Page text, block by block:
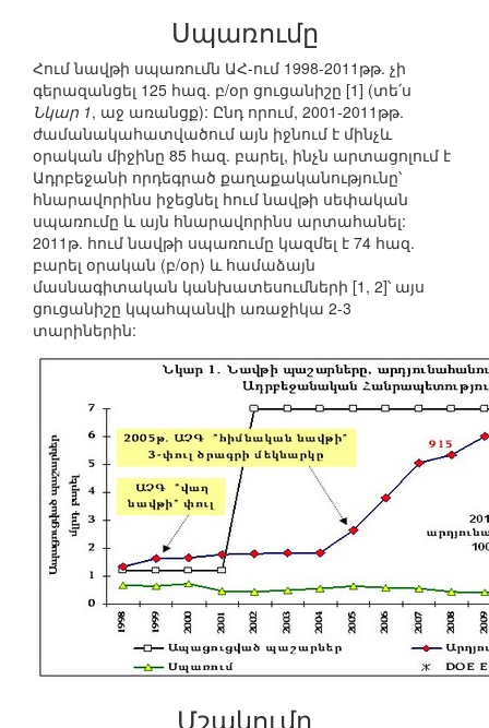
Սպառումը
Հում նավթի սպառումն ԱՀ-ում 1998-2011թթ. չի
գերազանցել 125 հազ. բ/օր ցուցանիշը [1] (տե՛ս
Նկար 1, աջ առանցք): Ընդ որում, 2001-2011թթ.
ժամանակահատվածում այն իջնում է մինչև
օրական միջինը 85 հազ. բարել, ինչն արտացոլում է
Ադրբեջանի որդեգրած քաղաքականությունը՝
հնարավորինս իջեցնել հում նավթի սեփական
սպառումը և այն հնարավորինս արտահանել:
2011թ. հում նավթի սպառումը կազմել է 74 հազ.
բարել օրական (բ/օր) և համաձայն
մասնագիտական կանխատեսումների [1, 2]՝ այս
ցուցանիշը կպահպանվի առաջիկա 2-3
տարիներին:
Մշակումը